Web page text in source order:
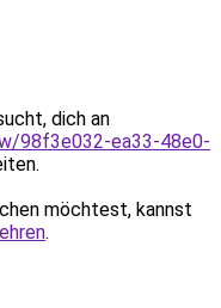
dich an
98f3e032-ea33-48e0-
möchtest, kannst
.